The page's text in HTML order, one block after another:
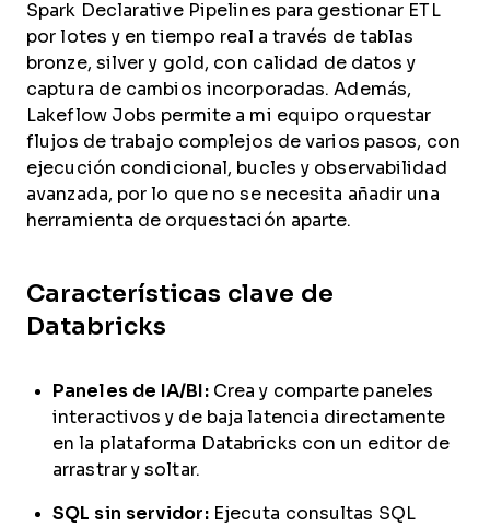
Spark Declarative Pipelines para gestionar ETL
por lotes y en tiempo real a través de tablas
bronze, silver y gold, con calidad de datos y
captura de cambios incorporadas. Además,
Lakeflow Jobs permite a mi equipo orquestar
flujos de trabajo complejos de varios pasos, con
ejecución condicional, bucles y observabilidad
avanzada, por lo que no se necesita añadir una
herramienta de orquestación aparte.
Características clave de
Databricks
Paneles de IA/BI:Crea y comparte paneles
interactivos y de baja latencia directamente
en la plataforma Databricks con un editor de
arrastrar y soltar.
SQL sin servidor:Ejecuta consultas SQL